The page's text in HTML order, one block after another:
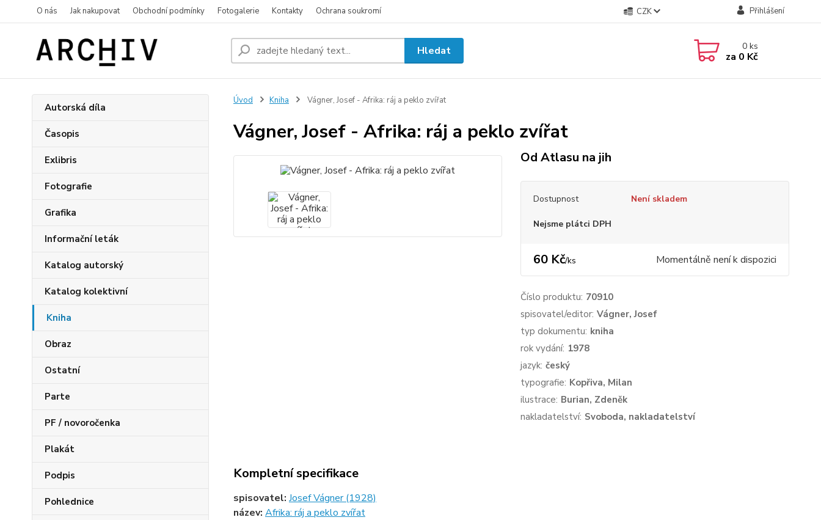
O nás Jak nakupovat Obchodní podmínky Fotogalerie Kontakty Ochrana soukromí CZK Přihlášení
Hledat 0ks
za 0 Kč
Autorská díla
Časopis
Exlibris
Fotografie
Grafika
Informační leták
Katalog autorský
Katalog kolektivní
Kniha
Obraz
Ostatní
Parte
PF / novoročenka
Plakát
Podpis
Pohlednice
Úvod Kniha Vágner, Josef - Afrika: ráj a peklo zvířat
Vágner, Josef - Afrika: ráj a peklo zvířat
Od Atlasu na jih
Dostupnost Není skladem
Nejsme plátci DPH
60 Kč/ks Momentálně není k dispozici
Číslo produktu: 70910
spisovatel/editor: Vágner, Josef
typ dokumentu: kniha
rok vydání: 1978
jazyk: český
typografie: Kopřiva, Milan
ilustrace: Burian, Zdeněk
nakladatelství: Svoboda, nakladatelství
Kompletní specifikace
spisovatel: Josef Vágner (1928)
název: Afrika: ráj a peklo zvířat